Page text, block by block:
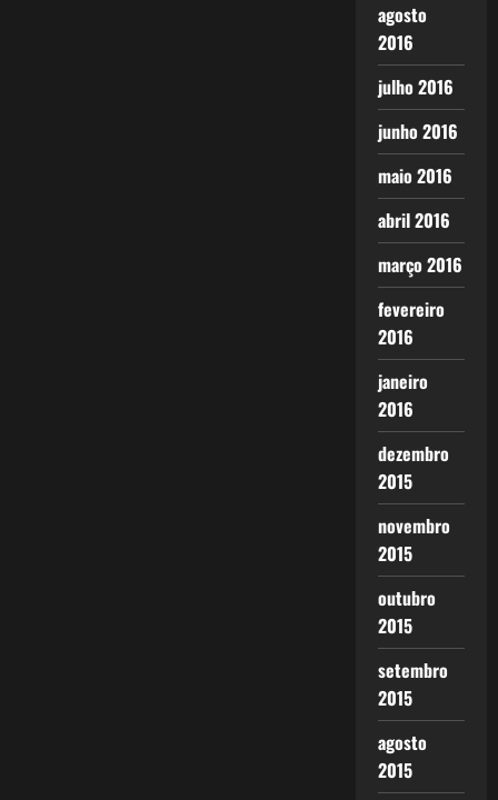
agosto
2016
julho 2016
junho 2016
maio 2016
abril 2016
março 2016
fevereiro
2016
janeiro
2016
dezembro
2015
novembro
2015
outubro
2015
setembro
2015
agosto
2015